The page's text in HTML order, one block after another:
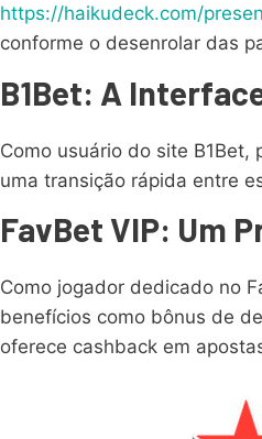
https://haikudeck.com/
conforme o desenrolar das
B1Bet: A
Como usuário do site
uma transição rápida entre
FavBet VIP: Um
Como jogador dedicado no
benefícios como bônus de
oferece cashback em